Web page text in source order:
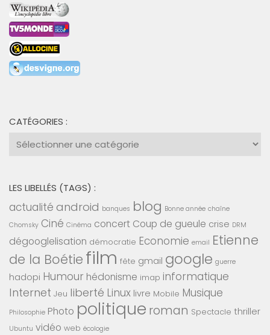
CATÉGORIES :
Catégories
LES LIBELLÉS (TAGS) :
actualité android banques blog Bonne année chaîne
Chomsky Ciné Cinéma concert Coup de gueule crise DRM
dégooglelisation démocratie Economie email Etienne
de la Boétie film fête gmail google guerre
hadopi Humour hédonisme imap informatique
Internet Jeu liberté Linux livre Mobile Musique
Philosophie Photo politique roman Spectacle thriller
Ubuntu vidéo web écologie